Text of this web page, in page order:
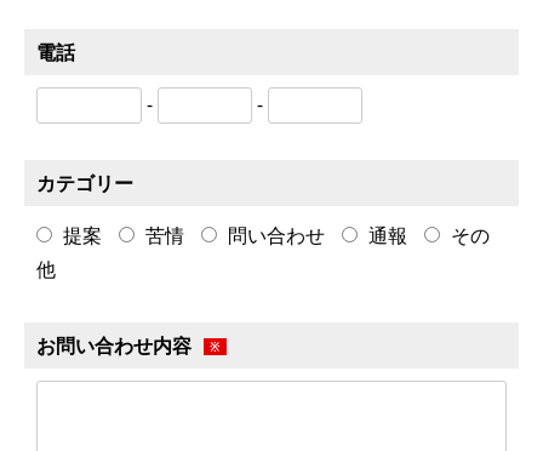
電話
-
-
カテゴリー
提案
苦情 問い合わせ 通報
その
他
お問い合わせ内容 ※